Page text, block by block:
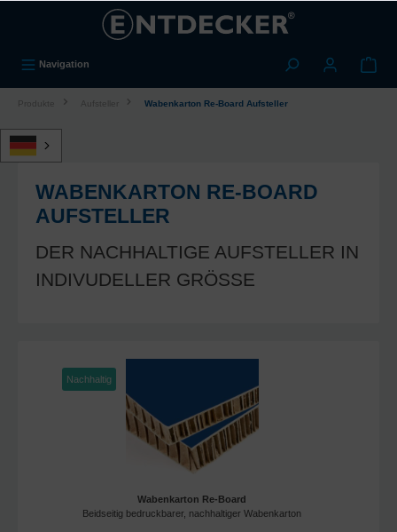
Navigation
Produkte Aufsteller Wabenkarton Re-Board Aufsteller
WABENKARTON RE-BOARD
AUFSTELLER
DER NACHHALTIGE AUFSTELLER IN
INDIVUDELLER GRÖSSE
Wabenkarton Re-Board
Beidseitig bedruckbarer, nachhaltiger Wabenkarton
Nachhaltig